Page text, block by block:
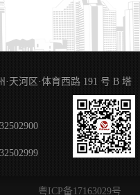
启
同
粤ICP备17163029号
·天河区·体育西路 191 号 B 塔